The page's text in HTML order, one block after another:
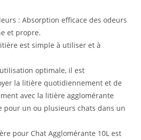
: Absorption efficace des odeurs
et propre.
est simple à utiliser et à
optimale, il est
la litière quotidiennement et de
avec la litière agglomérante
pour un ou plusieurs chats dans un
pour Chat Agglomérante 10L est